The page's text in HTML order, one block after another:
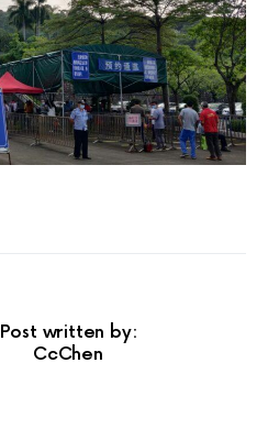
Post written by:
CcChen